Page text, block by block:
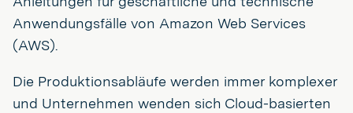
Anwendungsfälle von Amazon Web Services
(AWS).
Die Produktionsabläufe werden immer komplexer
und Unternehmen wenden sich Cloud-basierten